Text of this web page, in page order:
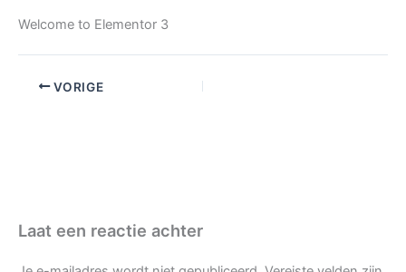
Welcome to Elementor 3
VORIGE
Laat een reactie achter